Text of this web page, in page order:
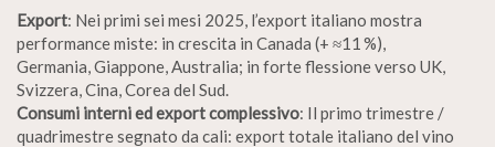
Export: Nei primi sei mesi 2025, l’export italiano mostra
performance miste: in crescita in Canada (+ ≈11 %),
Germania, Giappone, Australia; in forte flessione verso UK,
Svizzera, Cina, Corea del Sud.
Consumi interni ed export complessivo: Il primo trimestre /
quadrimestre segnato da cali: export totale italiano del vino